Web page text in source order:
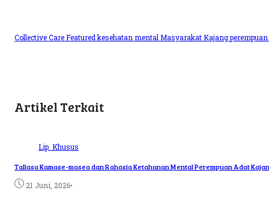
Collective CareFeaturedkesehatan mental Masyarakat Kajang
Artikel Terkait
Lip. Khusus
Tallasa Kamase-masea dan Rahasia Ketahanan Mental Perempuan Adat
21 Juni, 2026•